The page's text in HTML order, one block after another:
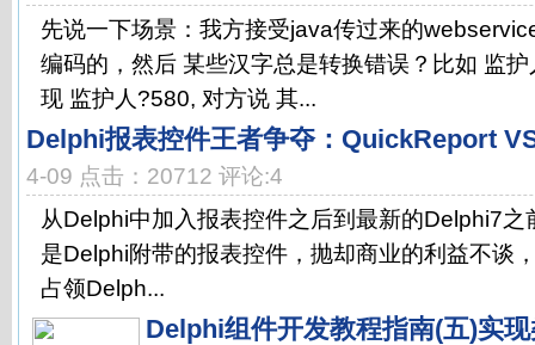
先说一下场景：我方接受java传过来的
编码的，然后 某些汉字总是转换错误？比如 监
现 监护人?580, 对方说 其...
Delphi报表控件王者争夺：QuickReport
4-09 点击：20712 评论:4
从Delphi中加入报表控件之后到最新的Delphi7
是Delphi附带的报表控件，抛却商业的利益不谈
占领Delph...
Delphi组件开发教程指南(五)实